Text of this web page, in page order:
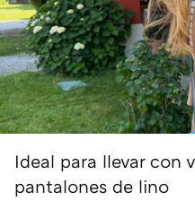
Ideal para llevar con
pantalones de lino